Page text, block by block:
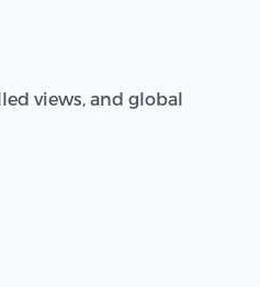
views, and global